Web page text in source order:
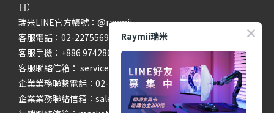
日）
瑞米LINE官方帳號：@raymii
客服電話：02-22755699 #201 #202
客服手機：+886 974286654
客服聯絡信箱： service@raymii.com
企業業務聯繫電話：02-22755699 #302
企業業務聯絡信箱：sales@raymii.com
Raymii瑞米